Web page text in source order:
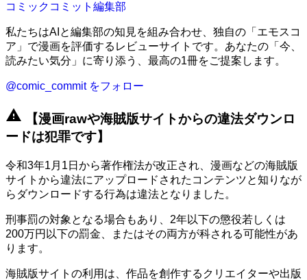
コミックコミット編集部
私たちはAIと編集部の知見を組み合わせ、独自の「エモスコ
ア」で漫画を評価するレビューサイトです。あなたの「今、
読みたい気分」に寄り添う、最高の1冊をご提案します。
@comic_commit をフォロー
warning 【漫画rawや海賊版サイトからの違法ダウンロ
ードは犯罪です】
令和3年1月1日から著作権法が改正され、漫画などの海賊版
サイトから違法にアップロードされたコンテンツと知りなが
らダウンロードする行為は違法となりました。
刑事罰の対象となる場合もあり、2年以下の懲役若しくは
200万円以下の罰金、またはその両方が科される可能性があ
ります。
海賊版サイトの利用は、作品を創作するクリエイターや出版